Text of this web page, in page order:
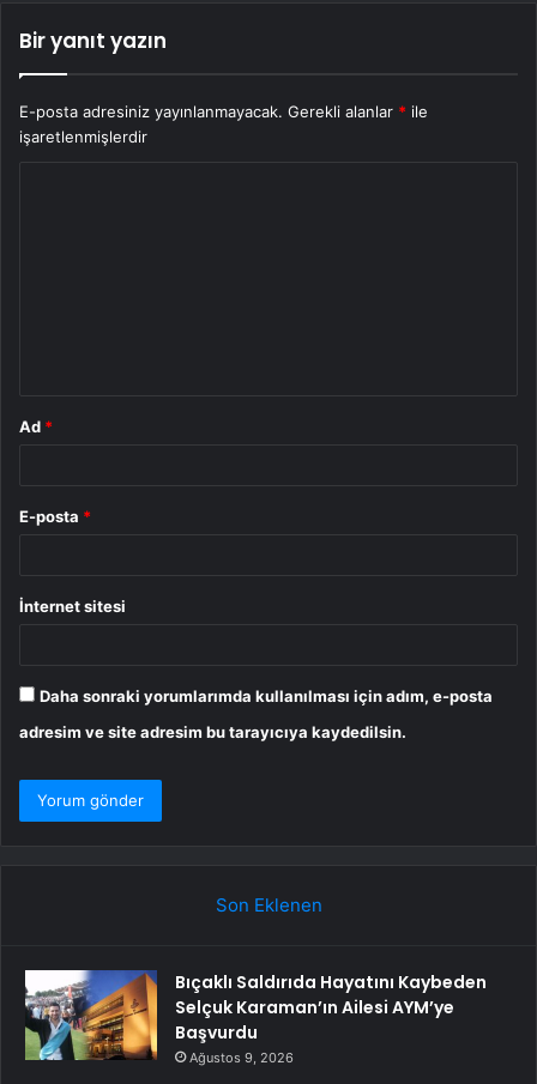
Bir yanıt yazın
E-posta adresiniz yayınlanmayacak. Gerekli alanlar * ile
işaretlenmişlerdir
Ad *
E-posta *
İnternet sitesi
Daha sonraki yorumlarımda kullanılması için adım, e-posta
adresim ve site adresim bu tarayıcıya kaydedilsin.
Son Eklenen
Bıçaklı Saldırıda Hayatını Kaybeden
Selçuk Karaman’ın Ailesi AYM’ye
Başvurdu
Ağustos 9, 2026